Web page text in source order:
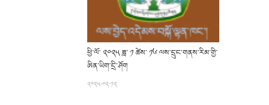
ཕྱི་ལོ་ ༢༠༢༥ ཟླ་ ༡ ཚེས་ ༡༦ ལས་དྲུང་གནས་རིམ་གྱི་
ཨིན་ཡིག་དྲི་ཤོག
༢༠༢༥-༠༢-༡༢